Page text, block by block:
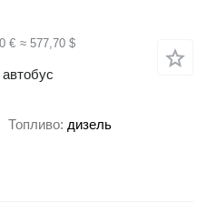
€ ≈ 577,70 $
Топливо дизель